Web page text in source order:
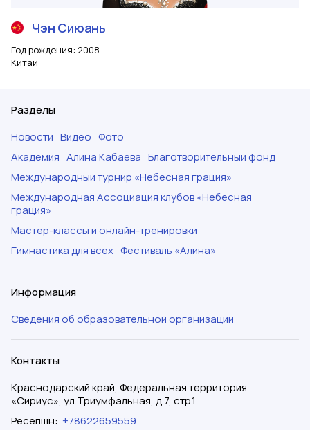
Чэн Сиюань
Год рождения: 2008
Китай
Разделы
Новости Видео Фото
Академия Алина Кабаева Благотворительный фонд
Международный турнир «Небесная грация»
Международная Ассоциация клубов «Небесная
грация»
Мастер-классы и онлайн-тренировки
Гимнастика для всех Фестиваль «Алина»
Информация
Сведения об образовательной организации
Контакты
Краснодарский край, Федеральная территория
«Сириус», ул.Триумфальная, д.7, стр.1
Ресепшн: +78622659559